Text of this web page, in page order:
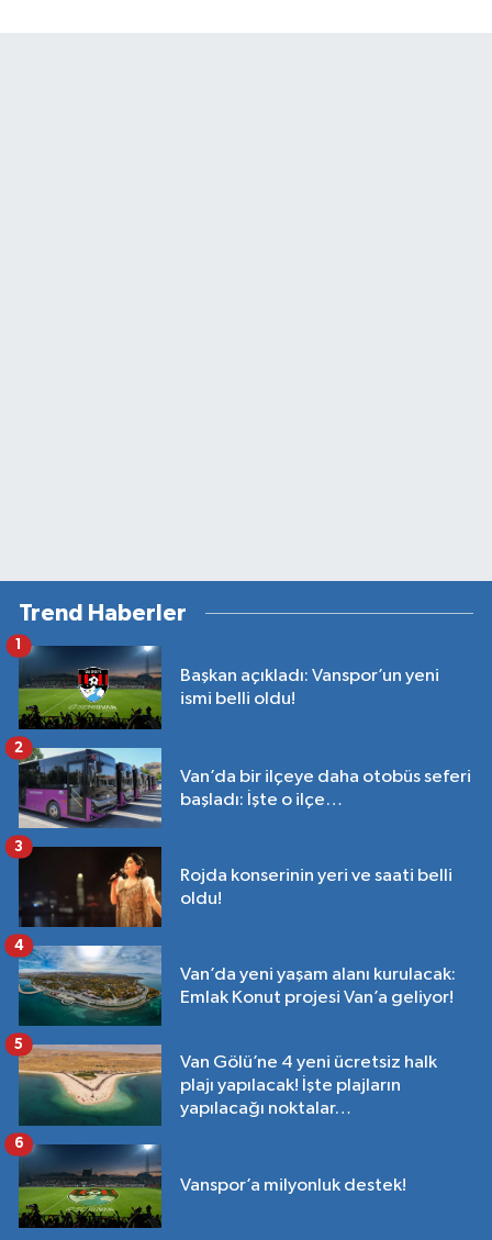
Trend Haberler
Başkan açıkladı: Vanspor’un yeni
ismi belli oldu!
1
Van’da bir ilçeye daha otobüs seferi
başladı: İşte o ilçe…
2
Rojda konserinin yeri ve saati belli
oldu!
3
Van’da yeni yaşam alanı kurulacak:
Emlak Konut projesi Van’a geliyor!
4
Van Gölü’ne 4 yeni ücretsiz halk
plajı yapılacak! İşte plajların
yapılacağı noktalar…
5
Vanspor’a milyonluk destek!
6